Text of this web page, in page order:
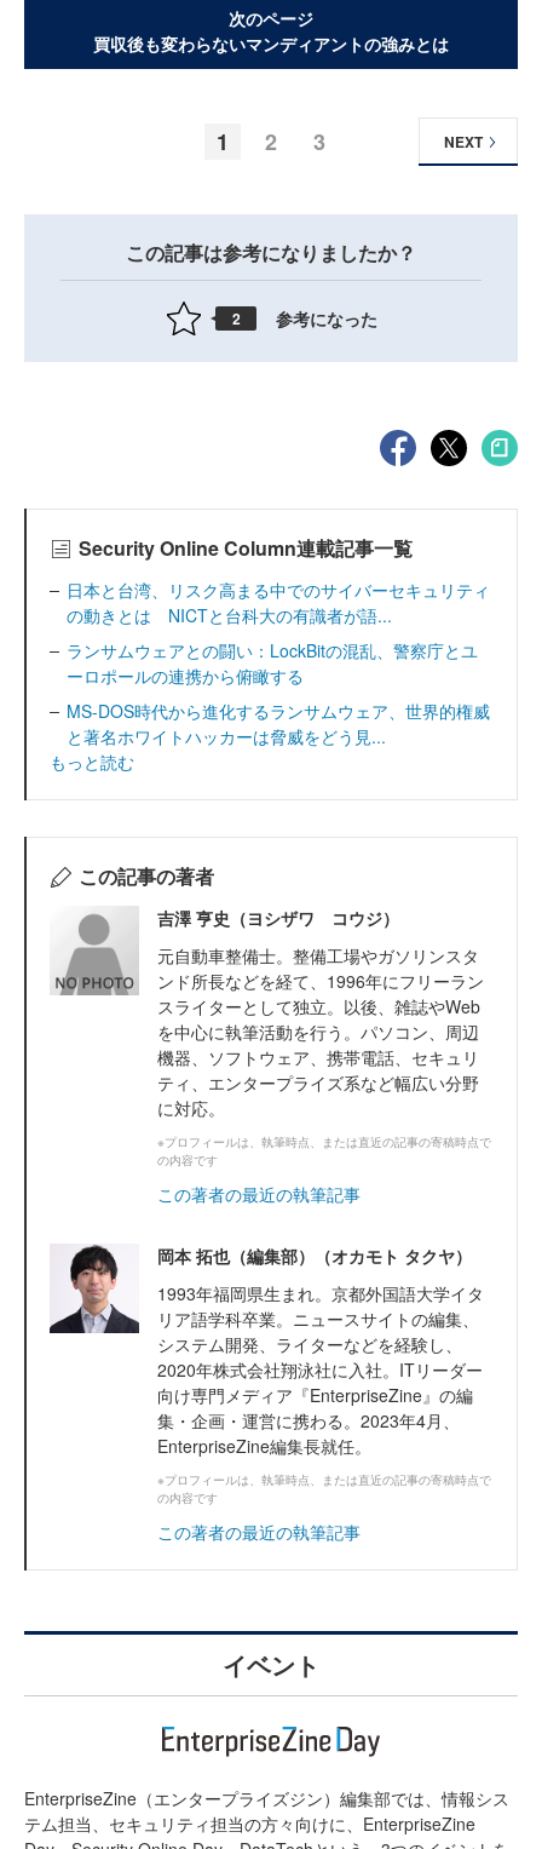
次のページ
買収後も変わらないマンディアントの強みとは
1 2 3 NEXT
この記事は参考になりましたか？
2 参考になった
Security Online Column連載記事一覧
日本と台湾、リスク高まる中でのサイバーセキュリティ
の動きとは NICTと台科大の有識者が語...
ランサムウェアとの闘い：LockBitの混乱、警察庁とユ
ーロポールの連携から俯瞰する
MS-DOS時代から進化するランサムウェア、世界的権威
と著名ホワイトハッカーは脅威をどう見...
もっと読む
この記事の著者
吉澤 亨史（ヨシザワ コウジ）
元自動車整備士。整備工場やガソリンスタ
ンド所長などを経て、1996年にフリーラン
スライターとして独立。以後、雑誌やWeb
を中心に執筆活動を行う。パソコン、周辺
機器、ソフトウェア、携帯電話、セキュリ
ティ、エンタープライズ系など幅広い分野
に対応。
※プロフィールは、執筆時点、または直近の記事の寄稿時点で
の内容です
この著者の最近の執筆記事
岡本 拓也（編集部）（オカモト タクヤ）
1993年福岡県生まれ。京都外国語大学イタ
リア語学科卒業。ニュースサイトの編集、
システム開発、ライターなどを経験し、
2020年株式会社翔泳社に入社。ITリーダー
向け専門メディア『EnterpriseZine』の編
集・企画・運営に携わる。2023年4月、
EnterpriseZine編集長就任。
※プロフィールは、執筆時点、または直近の記事の寄稿時点で
の内容です
この著者の最近の執筆記事
イベント
EnterpriseZine（エンタープライズジン）編集部では、情報シス
テム担当、セキュリティ担当の方々向けに、EnterpriseZine